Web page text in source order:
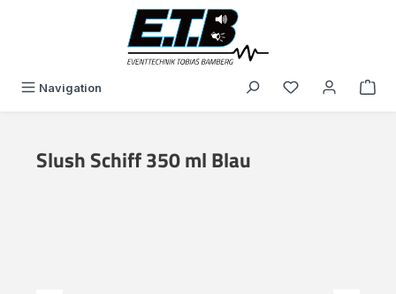
Navigation Du hast 0
Slush Schiff 350 ml Blau